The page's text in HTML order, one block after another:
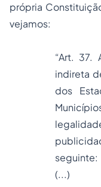
própria
vejamos:
“Art. 37.
indireta
dos
seguinte:
(...)